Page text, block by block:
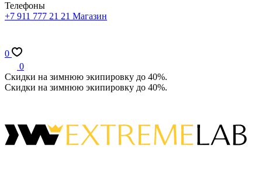
Телефоны
+7 911 777 21 21 Магазин
0
0
Скидки на зимнюю экипировку до 40%.
Скидки на зимнюю экипировку до 40%.